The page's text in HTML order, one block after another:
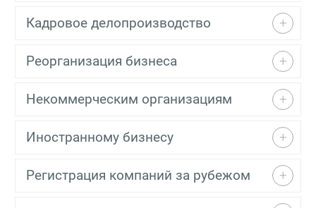
Кадровое делопроизводство
Реорганизация бизнеса
Некоммерческим организациям
Иностранному бизнесу
Регистрация компаний за рубежом